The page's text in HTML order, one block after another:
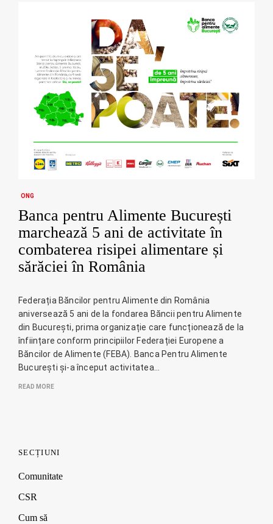
ONG
Banca pentru Alimente București
marchează 5 ani de activitate în
combaterea risipei alimentare și
sărăciei în România
Federația Băncilor pentru Alimente din România
aniversează 5 ani de la fondarea Băncii pentru Alimente
din București, prima organizație care funcționează de la
înființare conform principiilor Federației Europene a
Băncilor de Alimente (FEBA). Banca Pentru Alimente
București și-a început activitatea…
READ MORE
SECȚIUNI
Comunitate
CSR
Cum să